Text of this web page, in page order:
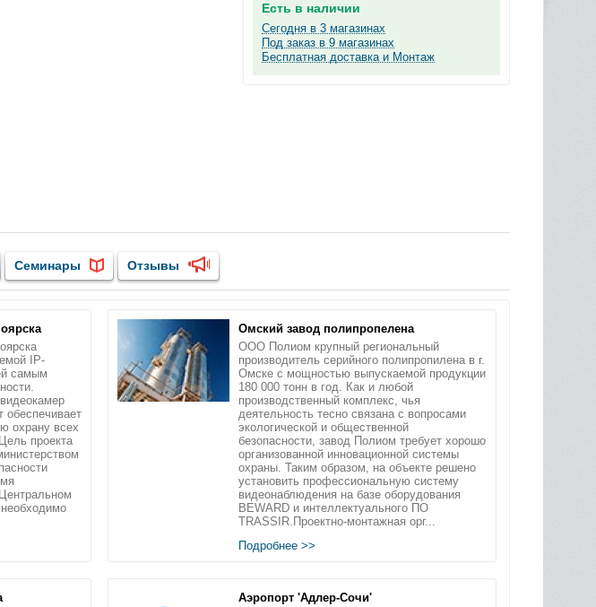
Есть в наличии
Сегодня в 3 магазинах
Под заказ в 9 магазинах
Бесплатная доставка и Монтаж
Семинары Отзывы
IP-
самым
обеспечивает
охрану всех
проекта
Омский завод полипропелена
ООО Полиом крупный региональный
производитель серийного полипропилена в г.
Омске с мощностью выпускаемой продукции
180 000 тонн в год. Как и любой
производственный комплекс, чья
деятельность тесно связана с вопросами
экологической и общественной
безопасности, завод Полиом требует хорошо
организованной инновационной системы
охраны. Таким образом, на объекте решено
установить профессиональную систему
видеонаблюдения на базе оборудования
BEWARD и интеллектуального ПО
TRASSIR.Проектно-монтажная орг...
Подробнее >>
Аэропорт 'Адлер-Сочи'